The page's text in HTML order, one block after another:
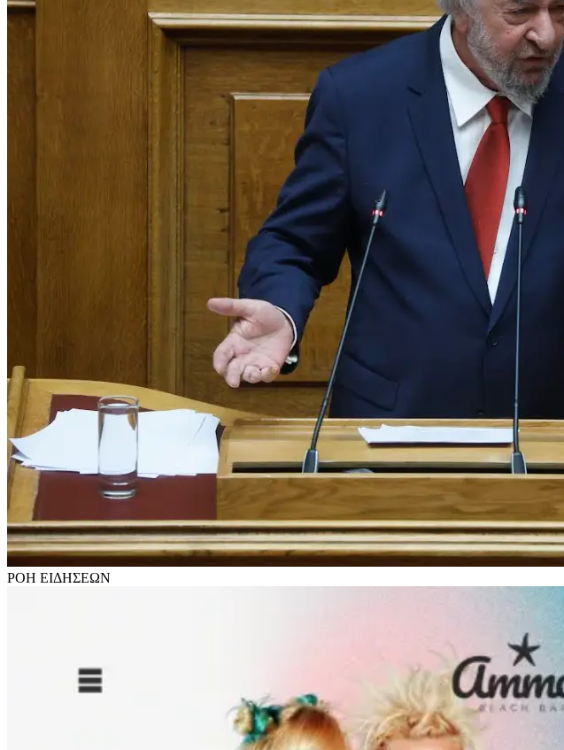
ΡΟΗ ΕΙΔΗΣΕΩΝ